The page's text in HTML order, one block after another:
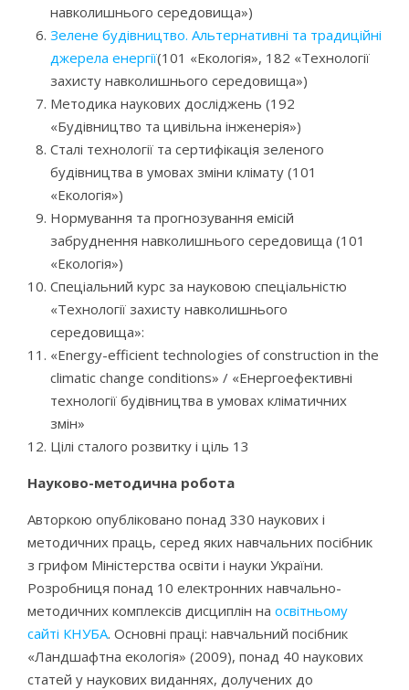
навколишнього середовища»)
Зелене будівництво. Альтернативні та традиційні
джерела енергії(101 «Екологія», 182 «Технології
захисту навколишнього середовища»)
Методика наукових досліджень (192
«Будівництво та цивільна інженерія»)
Сталі технології та сертифікація зеленого
будівництва в умовах зміни клімату (101
«Екологія»)
Нормування та прогнозування емісій
забруднення навколишнього середовища (101
«Екологія»)
Спеціальний курс за науковою спеціальністю
«Технології захисту навколишнього
середовища»:
«Energy-efficient technologies of construction in the
climatic change conditions» / «Енергоефективні
технології будівництва в умовах кліматичних
змін»
Цілі сталого розвитку і ціль 13
Науково-методична робота
Авторкою опубліковано понад 330 наукових і
методичних праць, серед яких навчальних посібник
з грифом Міністерства освіти і науки України.
Розробниця понад 10 електронних навчально-
методичних комплексів дисциплін на освітньому
сайті КНУБА. Основні праці: навчальний посібник
«Ландшафтна екологія» (2009), понад 40 наукових
статей у наукових виданнях, долучених до